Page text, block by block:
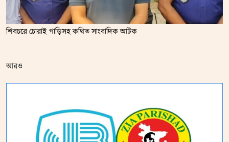
শিবচরে চোরাই গাড়িসহ কথিত সাংবাদিক আটক
আরও